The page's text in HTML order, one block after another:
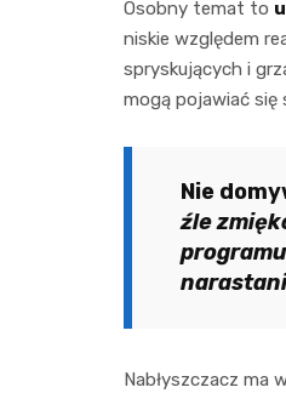
Osobny temat to
niskie względem
spryskujących i
mogą pojawiać się
Nie
źle
Nabłyszczacz ma